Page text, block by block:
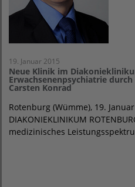
19. Januar 2015
Neue Klinik im
Erwachsenenpsychiatrie
Carsten Konrad
Rotenburg (Wümme), 19. Januar
DIAKONIEKLINIKUM
medizinisches